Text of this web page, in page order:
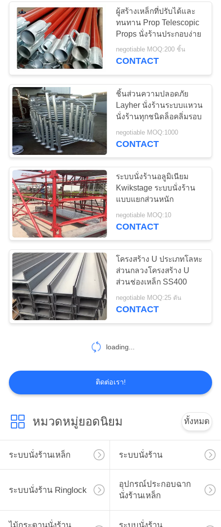
POLICYระบบนั่งร้าน
Kwikstage
15
แจ็คนั่งร้านปรับระดับ
11
ระบบนั่งร้าน
Cuplock
ข้อต่อ Coupler นั่ง
ร้าน
21
ท่อเหล็กนั่งร้าน
10
ผู้สร้างเหล็กที่ปรับได้และ
ทนทาน Prop Telescopic
Props นั่งร้านประกอบง่าย
negotiable MOQ:200 ชิ้น
CONTACT
ชิ้นส่วนความปลอดภัย
Layher นั่งร้านระบบแหวน
นั่งร้านทุกชนิดล็อคลิ่มรอบ
negotiable MOQ:1000
CONTACT
ระบบนั่งร้านอลูมิเนียม
Kwikstage ระบบนั่งร้าน
แบบแยกส่วนหนัก
negotiable MOQ:10
CONTACT
โครงสร้าง U ประเภทโลหะ
ส่วนกลวงโครงสร้าง U
ส่วนช่องเหล็ก SS400
negotiable MOQ:25 ตัน
CONTACT
loading...
ติดต่อเรา!
หมวดหมู่ยอดนิยม ทั้งหมด
ระบบนั่งร้านเหล็ก ระบบนั่งร้าน
ระบบนั่งร้าน Ringlock
อุปกรณ์ประกอบฉาก
นั่งร้านเหล็ก